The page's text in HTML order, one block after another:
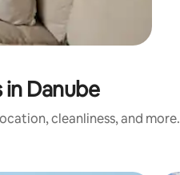
Danube
cleanliness, and more.